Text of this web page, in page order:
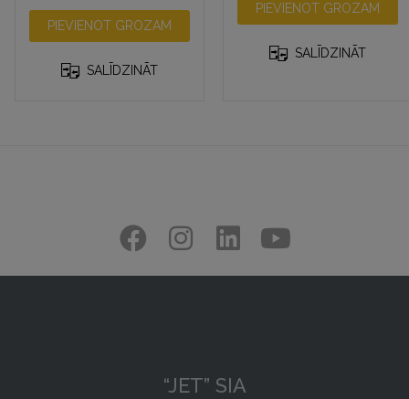
PIEVIENOT GROZAM
SALĪDZINĀT
PIEVIENOT GROZAM
SALĪDZINĀT
“JET” SIA